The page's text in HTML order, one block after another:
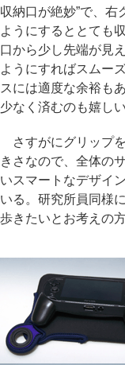
収納口が絶妙”で、
ようにするととても
口から少し先端が見
ようにすればスムー
スには適度な余裕も
少なく済むのも嬉し
さすがにグリップ
きさなので、全体の
いスマートなデザイ
いる。研究所員同様
歩きたいとお考えの